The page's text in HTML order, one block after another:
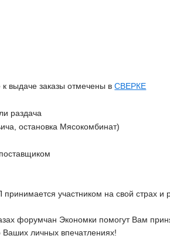
выдаче заказы отмечены вСВЕРКЕ
раздача
остановка Мясокомбинат)
участником на свой страх и
форумчан Экономки помогут Вам
Ваших личных впечатлениях!